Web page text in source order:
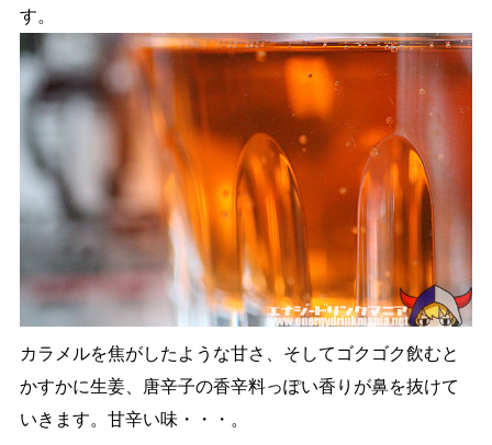
す。
カラメルを焦がしたような甘さ、そしてゴクゴク飲むと
かすかに生姜、唐辛子の香辛料っぽい香りが鼻を抜けて
いきます。甘辛い味・・・。